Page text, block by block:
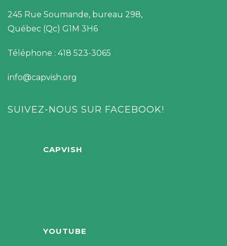
245 Rue Soumande, bureau 298,
Québec (Qc) G1M 3H6
Téléphone : 418 523-3065
info@capvish.org
SUIVEZ-NOUS SUR FACEBOOK!
CAPVISH
YOUTUBE